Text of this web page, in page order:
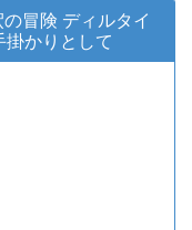
冒険 ディルタイ
かりとして